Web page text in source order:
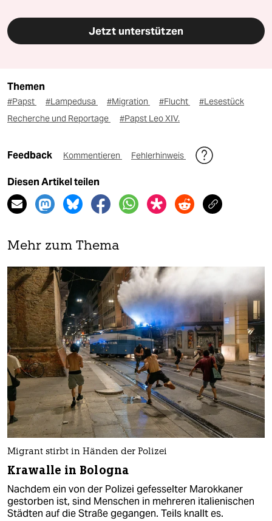
Jetzt unterstützen
Themen
#Papst #Lampedusa #Migration #Flucht
#Lesestück
Recherche und Reportage
#Papst Leo XIV.
Feedback Kommentieren Fehlerhinweis
Diesen Artikel teilen
Mehr zum Thema
Migrant stirbt in Händen der Polizei
Krawalle in Bologna
Nachdem ein von der Polizei gefesselter Marokkaner
gestorben ist, sind Menschen in mehreren italienischen
Städten auf die Straße gegangen. Teils knallt es.